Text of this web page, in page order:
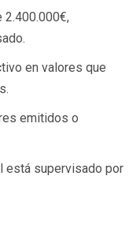
2.400.000€,
en valores que
emitidos o
está supervisado por